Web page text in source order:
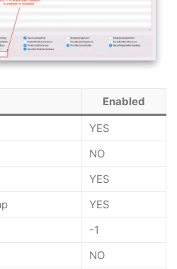
Enabled
YES
NO
YES
YES
-1
NO